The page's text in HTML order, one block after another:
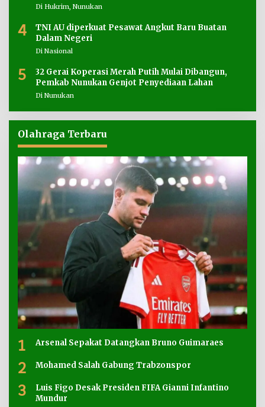
Di Hukrim, Nunukan
4
TNI AU diperkuat Pesawat Angkut Baru Buatan
Dalam Negeri
Di Nasional
5
32 Gerai Koperasi Merah Putih Mulai Dibangun,
Pemkab Nunukan Genjot Penyediaan Lahan
Di Nunukan
Olahraga Terbaru
1 Arsenal Sepakat Datangkan Bruno Guimaraes
2 Mohamed Salah Gabung Trabzonspor
3
Luis Figo Desak Presiden FIFA Gianni Infantino
Mundur